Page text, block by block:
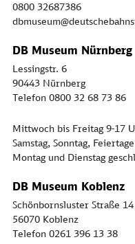
0800 32687386
DB Museum Nürnberg
Lessingstr. 6
90443 Nürnberg
Telefon 0800 32 68 73 86
Mittwoch bis Freitag 9-17
Samstag, Sonntag,
Montag und Dienstag
DB Museum Koblenz
Schönbornsluster Straße 14
56070 Koblenz
Telefon 0261 396 13 38